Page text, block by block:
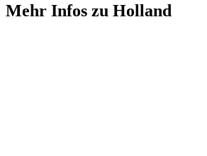
Mehr Infos zu Holland